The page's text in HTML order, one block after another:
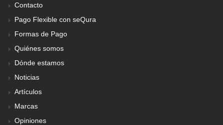
Contacto
Pago Flexible con seQura
Formas de Pago
Quiénes somos
Dónde estamos
Noticias
Artículos
Marcas
Opiniones